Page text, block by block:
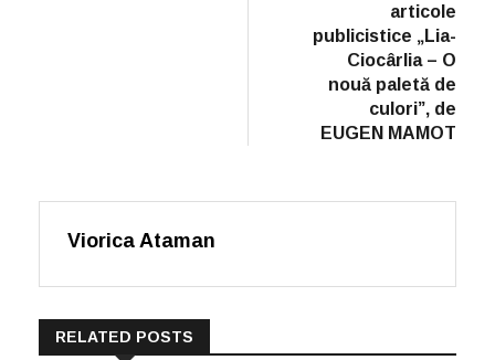
articole
publicistice „Lia-
Ciocârlia – O
nouă paletă de
culori”, de
EUGEN MAMOT
Viorica Ataman
RELATED POSTS